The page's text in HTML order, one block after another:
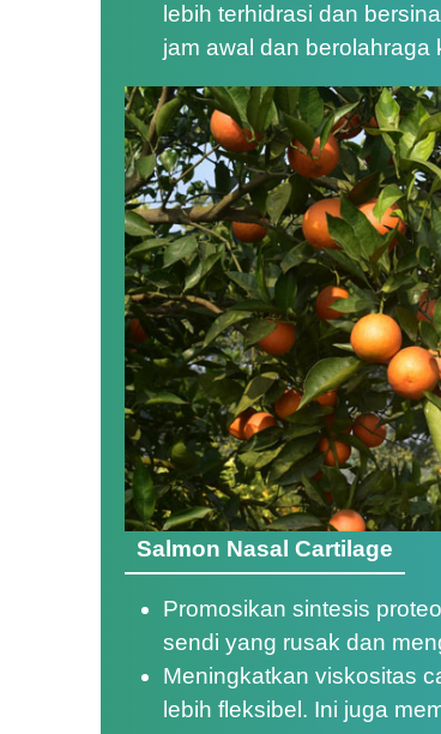
lebih terhidrasi dan
jam awal dan berolahraga
Salmon Nasal Cartilage
Promosikan sintesis
sendi yang rusak dan
Meningkatkan viskositas
lebih fleksibel. Ini juga